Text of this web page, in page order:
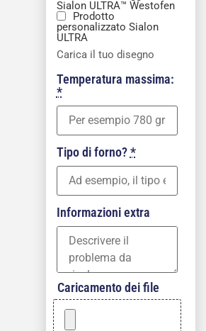
Sialon ULTRA™ Westofen
Prodotto
personalizzato Sialon
ULTRA
Carica il tuo disegno
Temperatura massima:
*
Tipo di forno?*
Informazioni extra
Caricamento dei file